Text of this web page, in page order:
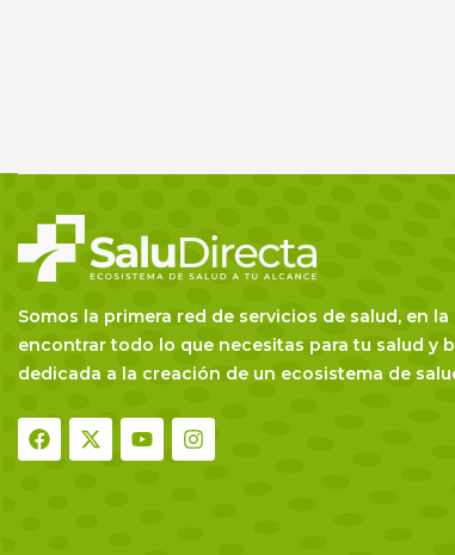
Somos la primera red de servicios de salud, en la
encontrar todo lo que necesitas para tu salud y
dedicada a la creación de un ecosistema de